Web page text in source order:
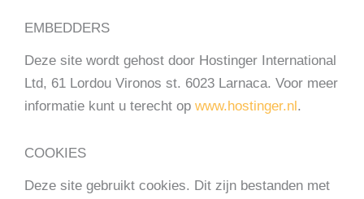
EMBEDDERS
Deze site wordt gehost door Hostinger International
Ltd, 61 Lordou Vironos st. 6023 Larnaca. Voor meer
informatie kunt u terecht op www.hostinger.nl.
COOKIES
Deze site gebruikt cookies. Dit zijn bestanden met